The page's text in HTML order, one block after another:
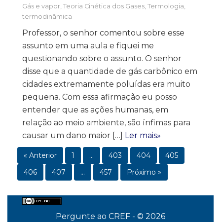
Gás e vapor Teoria Cinética dos Gases Termologia,
termodinâmica
Professor, o senhor comentou sobre esse
assunto em uma aula e fiquei me
questionando sobre o assunto. O senhor
disse que a quantidade de gás carbônico em
cidades extremamente poluídas era muito
pequena. Com essa afirmação eu posso
entender que as ações humanas, em
relação ao meio ambiente, são ínfimas para
causar um dano maior […] Ler mais»
« Anterior 1 … 403 404
405
406
407 … 457 Próximo »
Pergunte ao CREF - © 2026